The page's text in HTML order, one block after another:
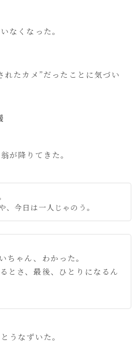
なくなった。
れたカメ”だったことに気づい
が降りてきた。
、今日は一人じゃのう。
ゃん、わかった。
とさ、最後、ひとりになるん
うなずいた。